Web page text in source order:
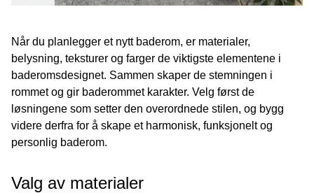
Når du planlegger et nytt baderom, er materialer,
belysning, teksturer og farger de viktigste elementene i
baderomsdesignet. Sammen skaper de stemningen i
rommet og gir baderommet karakter. Velg først de
løsningene som setter den overordnede stilen, og bygg
videre derfra for å skape et harmonisk, funksjonelt og
personlig baderom.
Valg av materialer